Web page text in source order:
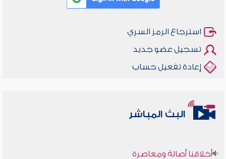
استرجاع الرمز السري
تسجيل عضو جديد
إعادة تفعيل حساب
البث المباشر
أخلاقنا أصالة ومعاصرة